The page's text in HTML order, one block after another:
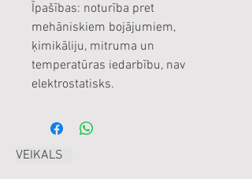
Īpašības: noturība pret
mehāniskiem bojājumiem,
ķimikāliju, mitruma un
temperatūras iedarbību, nav
elektrostatisks.
VEIKALS